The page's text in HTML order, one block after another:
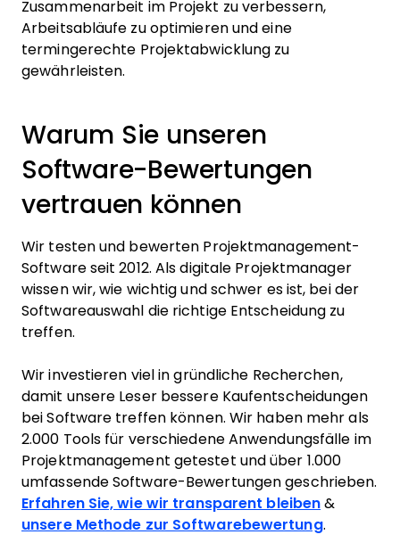
Zusammenarbeit im Projekt zu verbessern,
Arbeitsabläufe zu optimieren und eine
termingerechte Projektabwicklung zu
gewährleisten.
Warum Sie unseren
Software-Bewertungen
vertrauen können
Wir testen und bewerten Projektmanagement-
Software seit 2012. Als digitale Projektmanager
wissen wir, wie wichtig und schwer es ist, bei der
Softwareauswahl die richtige Entscheidung zu
treffen.
Wir investieren viel in gründliche Recherchen,
damit unsere Leser bessere Kaufentscheidungen
bei Software treffen können. Wir haben mehr als
2.000 Tools für verschiedene Anwendungsfälle im
Projektmanagement getestet und über 1.000
umfassende Software-Bewertungen geschrieben.
Erfahren Sie, wie wir transparent bleiben &
unsere Methode zur Softwarebewertung.